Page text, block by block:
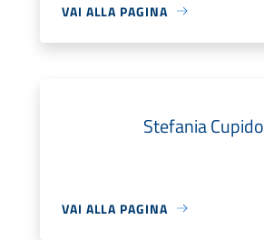
VAI ALLA PAGINA
Stefania Cupido
VAI ALLA PAGINA